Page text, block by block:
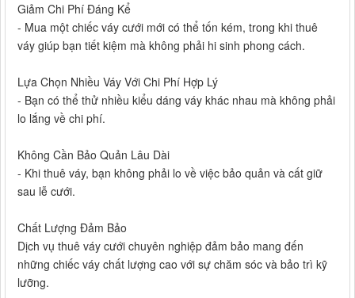
Giảm Chi Phí Đáng Kể
- Mua một chiếc váy cưới mới có thể tốn kém, trong khi thuê
váy giúp bạn tiết kiệm mà không phải hi sinh phong cách.
Lựa Chọn Nhiều Váy Với Chi Phí Hợp Lý
- Bạn có thể thử nhiều kiểu dáng váy khác nhau mà không phải
lo lắng về chi phí.
Không Cần Bảo Quản Lâu Dài
- Khi thuê váy, bạn không phải lo về việc bảo quản và cất giữ
sau lễ cưới.
Chất Lượng Đảm Bảo
Dịch vụ thuê váy cưới chuyên nghiệp đảm bảo mang đến
những chiếc váy chất lượng cao với sự chăm sóc và bảo trì kỹ
lưỡng.